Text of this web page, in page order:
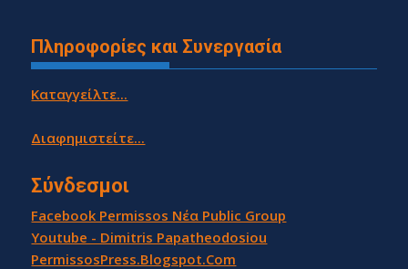
Πληροφορίες και Συνεργασία
Καταγγείλτε...
Διαφημιστείτε...
Σύνδεσμοι
Facebook Permissos Νέα Public Group
Youtube - Dimitris Papatheodosiou
PermissosPress.Blogspot.Com